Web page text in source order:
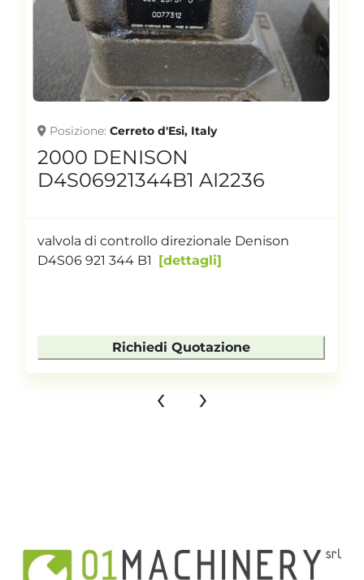
Posizione Cerreto d'Esi, Italy
2000 DENISON
D4S06921344B1 AI2236
valvola di controllo direzionale Denison
D4S06 921 344 B1
dettagli
Richiedi Quotazione
‹ ›